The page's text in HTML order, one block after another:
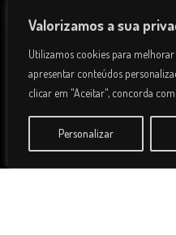
Valorizamos a sua
Utilizamos cookies para melhorar
apresentar conteúdos
clicar em "Aceitar", concorda
Personalizar
Centro